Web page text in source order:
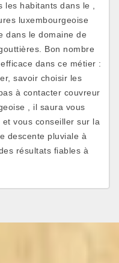
habitants dans le ,
luxembourgeoise
dans le domaine de
Bon nombre
dans ce métier :
savoir choisir les
à contacter couvreur
, il saura vous
vous conseiller sur la
descente pluviale à
résultats fiables à